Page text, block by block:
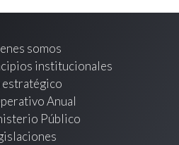
somos
institucionales
estratégico
Anual
Público